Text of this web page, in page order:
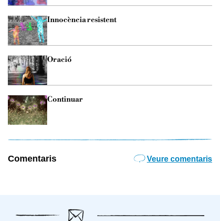
Innocència resistent
Oració
Continuar
Comentaris Veure comentaris